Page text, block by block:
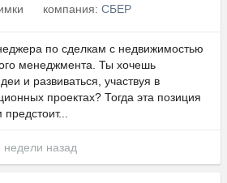
компания: СБЕР
по сделкам с недвижимостью
менеджмента. Ты хочешь
и развиваться, участвуя в
проектах? Тогда эта позиция
назад